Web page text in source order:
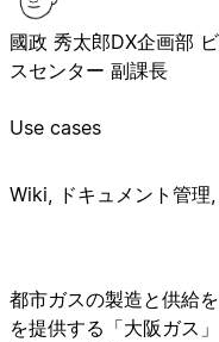
都市ガスの製造と供給
を提供する「大阪ガス
國政 秀太郎DX企画部
スセンター 副課長
Use cases
Wiki, ドキュメント管理